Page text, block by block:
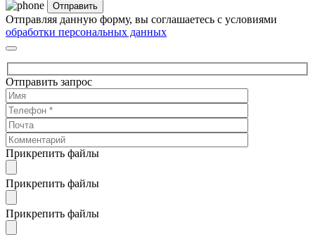
Отправляя данную форму, вы соглашаетесь с условиями
обработки персональных данных
Отправить запрос
Прикрепить файлы
Прикрепить файлы
Прикрепить файлы